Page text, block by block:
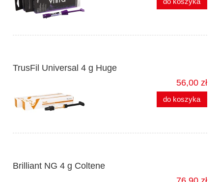
TrusFil Universal 4 g Huge
56,00 zł
do koszyka
Brilliant NG 4 g Coltene